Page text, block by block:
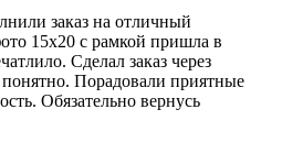
заказ на отличный
15х20 с рамкой пришла в
Сделал заказ через
понятно. Порадовали приятные
Обязательно вернусь